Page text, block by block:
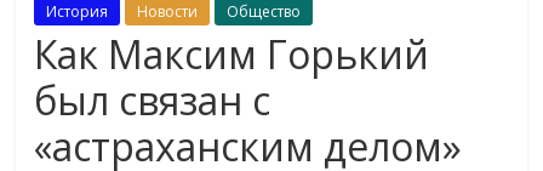
История Новости Общество
Как Максим Горький
был связан с
«астраханским делом»